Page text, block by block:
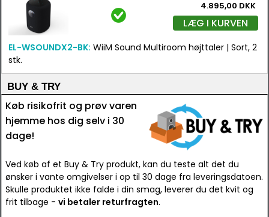
4.895,00 DKK
LÆG I KURVEN
EL-WSOUNDX2-BK: WiiM Sound Multiroom højttaler | Sort, 2
stk.
BUY & TRY
Køb risikofrit og prøv varen
hjemme hos dig selv i 30
dage!
Ved køb af et Buy & Try produkt, kan du teste alt det du
ønsker i vante omgivelser i op til 30 dage fra leveringsdatoen.
Skulle produktet ikke falde i din smag, leverer du det kvit og
frit tilbage - vi betaler returfragten.